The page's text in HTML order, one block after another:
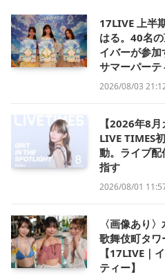
17LIVE 上半
はる。40名
イバーが参
サマーパーテ
2026/08/03
【2026年8
LIVE TIMES
動。ライブ配
指す
2026/08/01
〈画像あり
歌舞伎町タワ
【17LIVE｜
ティー】